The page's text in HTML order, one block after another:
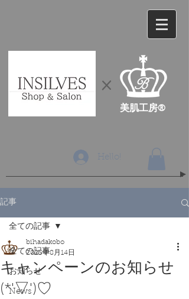
​× ​美肌工房®
Hello!
記事
全ての記事
お知らせ
News
全ての記事
キャンペーンのお知らせ
(*'▽')♡
bihadakobo
2025年8月14日